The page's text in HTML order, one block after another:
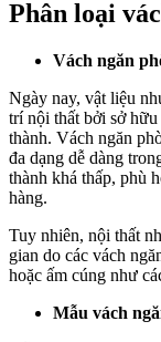
Phân loại
Vách ngăn
Ngày nay, vật liệu
trí nội thất bởi sở
thành. Vách ngăn
đa dạng dễ dàng
thành khá thấp, phù
hàng.
Tuy nhiên, nội thất
gian do các vách
hoặc ấm cúng như
Mẫu vách